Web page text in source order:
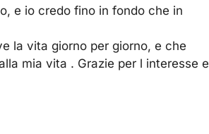
e io credo fino in fondo che in
la vita giorno per giorno, e che
mia vita . Grazie per l interesse e